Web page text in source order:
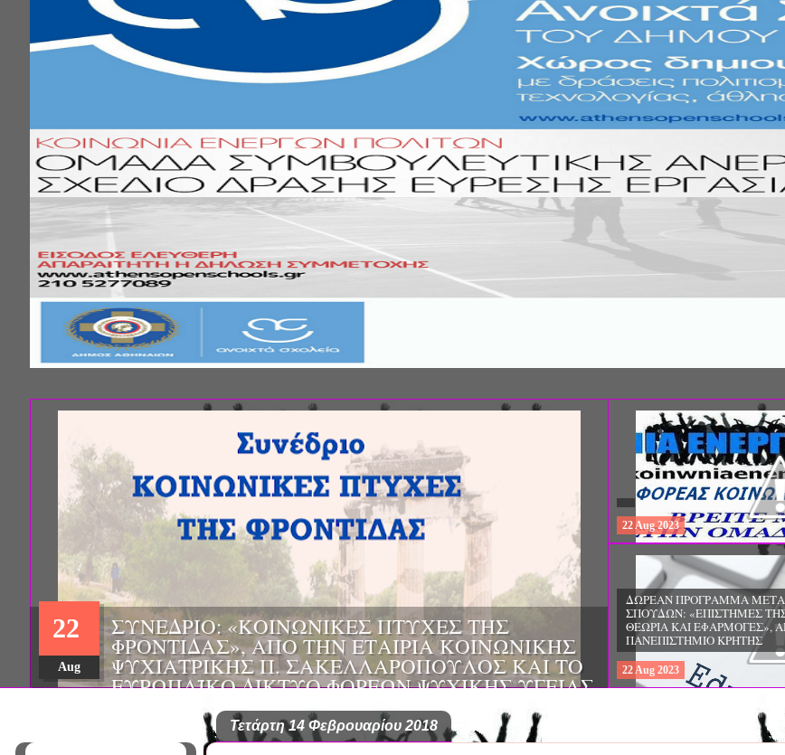
ΗΜΕΡΙΔΑ: "ΠΡΟΒΛΗΜΑΤΙΣΜΟΙ & ΔΙΛΗΜΜΑΤΑ
ΠΟΥ ΑΝΤΙΜΕΤΩΠΙΖΕΙ ΚΑΘΗΜΕΡΙΝΑ O
ΠΑΘΟΛΟΓΟΣ", ΑΠΟ ΤΗΝ ΕΤΑΙΡΕΙΑ
ΠΑΘΟΛΟΓΙΑΣ ΒΟΡΕΙΟΔΥΤΙΚΗΣ ΕΛΛΑΔΟΣ ΚΑΙ
ΤΙΣ Α' & Β' ΠΑΝΕΠΙΣΤΗΜΙΑΚΕΣ ΠΑΘΟΛΟΓΙΚΕΣ
ΚΛΙΝΙΚΕΣ ΠΓΝΙ
01
Mar
ΣΥΝΕΔΡΙΟ: «ΚΟΙΝΩΝΙΚΕΣ
ΦΡΟΝΤΙΔΑΣ», ΑΠΟ ΤΗΝ
ΨΥΧΙΑΤΡΙΚΗΣ Π.
EΥΡΩΠΑΪΚΟ ΔΙΚΤΥΟ
ΥΓΕΙΑΣ ΑSKLEPIOS
22Aug 2023
ΔΩΡΕΑΝ ΠΡΟΓΡΑΜΜΑ
ΣΠΟΥΔΩΝ: "ΕΙΔΙΚΗ ΑΓΩΓΗ
ΕΚΠΑΙΔΕΥΣΗ", ΣΤΟ
ΙΩΑΝΝΙΝΩΝ
22Aug 2023
Τετάρτη 14 Φεβρουαρίου 2018